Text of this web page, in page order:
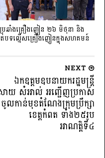
ទ្ធប្រឆាំងគ្រឿងញៀន ២៦ មិថុនា និង
ទល្មើសគ្រឿងញៀនក្នុងសហគមន៍
NEXT
ឯកឧត្តមឧបនាយករដ្ឋមន្ត្រី
ាយ សំអាល់ អញ្ជើញប្រកាស
ចូលកាន់មុខតំណែងក្រុមប្រឹក្សា
ខេត្តកំពត ទាំង២៥រូប
អាណត្តិទី៤